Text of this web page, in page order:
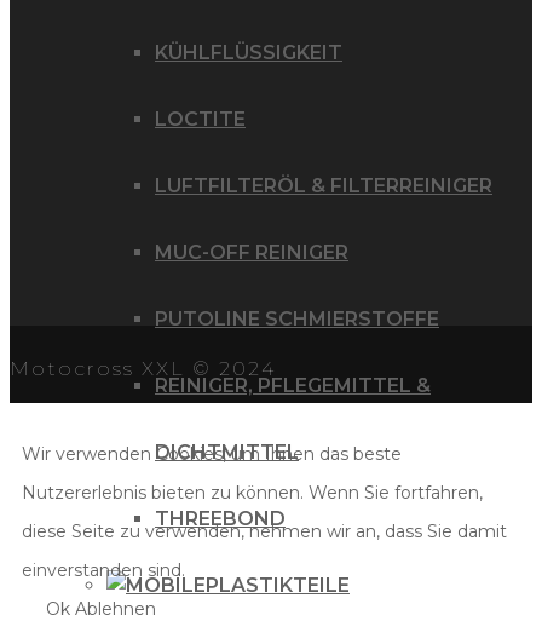
KÜHLFLÜSSIGKEIT
LOCTITE
LUFTFILTERÖL & FILTERREINIGER
MUC-OFF REINIGER
PUTOLINE SCHMIERSTOFFE
REINIGER, PFLEGEMITTEL &
DICHTMITTEL
THREEBOND
PLASTIKTEILE
Motocross XXL © 2024
Wir verwenden Cookies, um Ihnen das beste
Nutzererlebnis bieten zu können. Wenn Sie fortfahren,
diese Seite zu verwenden, nehmen wir an, dass Sie damit
einverstanden sind.
Ok Ablehnen